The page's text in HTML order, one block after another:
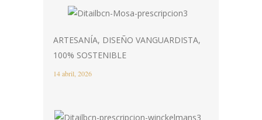
ARTESANÍA, DISEÑO VANGUARDISTA,
100% SOSTENIBLE
14 abril, 2026